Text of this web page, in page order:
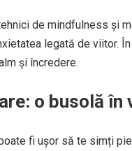
de mindfulness și
legată de viitor.
și încredere.
o busolă în
fi ușor să te simți